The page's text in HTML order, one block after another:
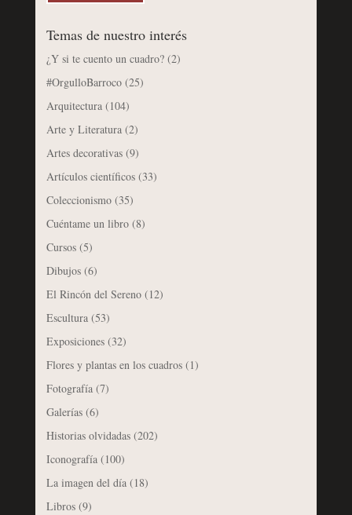
Temas de nuestro interés
¿Y si te cuento un cuadro?(2)
#OrgulloBarroco(25)
Arquitectura(104)
Arte y Literatura(2)
Artes decorativas(9)
Artículos científicos(33)
Coleccionismo(35)
Cuéntame un libro(8)
Cursos(5)
Dibujos(6)
El Rincón del Sereno(12)
Escultura(53)
Exposiciones(32)
Flores y plantas en los cuadros(1)
Fotografía(7)
Galerías(6)
Historias olvidadas(202)
Iconografía(100)
La imagen del día(18)
Libros(9)